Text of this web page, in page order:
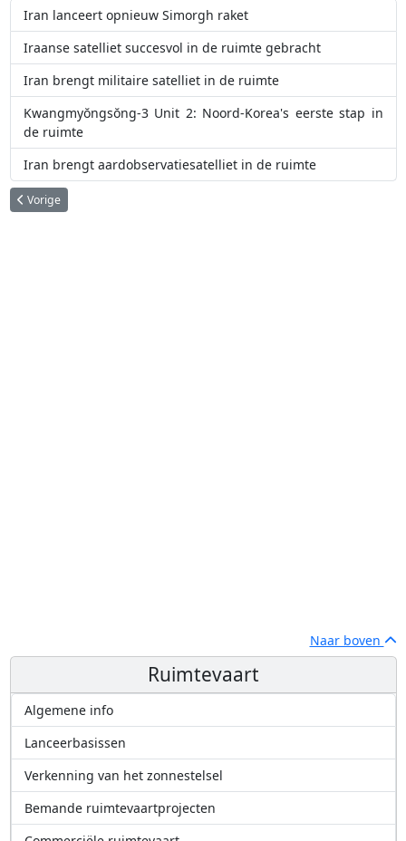
Iran lanceert opnieuw Simorgh raket
Iraanse satelliet succesvol in de ruimte gebracht
Iran brengt militaire satelliet in de ruimte
Kwangmyŏngsŏng-3 Unit 2: Noord-Korea's eerste stap in
de ruimte
Iran brengt aardobservatiesatelliet in de ruimte
Vorig artikel: Spoetnik 2: van straathond tot symbool van de
Vorige
Naar boven
Ruimtevaart
Algemene info
Lanceerbasissen
Verkenning van het zonnestelsel
Bemande ruimtevaartprojecten